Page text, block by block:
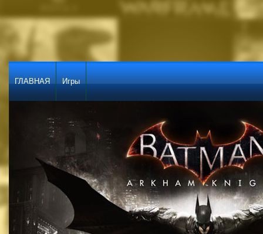
ГЛАВНАЯ Игры